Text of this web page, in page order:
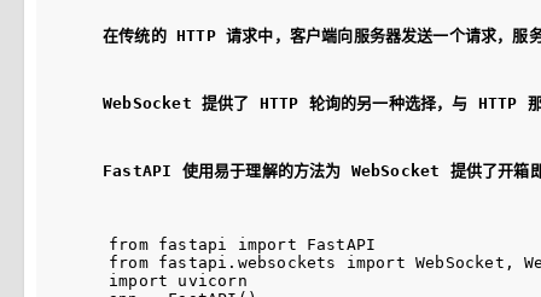
在传统的 HTTP 请求中，客户端向服务器发送一个请求，服
WebSocket 提供了 HTTP 轮询的另一种选择，与 HTTP 那
FastAPI 使用易于理解的方法为 WebSocket 提供了开箱
from fastapi import FastAPI
from fastapi.websockets import WebSocket,
import uvicorn